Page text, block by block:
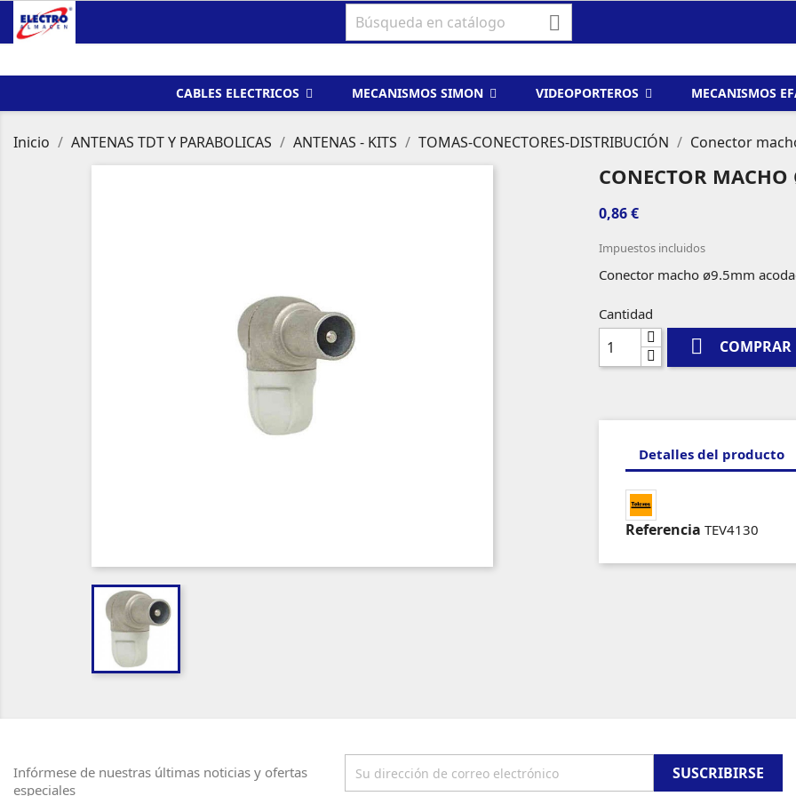

CABLES ELECTRICOS MECANISMOS SIMON VIDEOPORTEROS MECANISMOS
Inicio ANTENAS TDT Y PARABOLICAS ANTENAS - KITS TOMAS-CONECTORES-DISTRIBUCIÓN Conector
CONECTOR
0,86 €
Impuestos incluidos
Conector macho ø9.5mm
Cantidad
 COMPRAR
Detalles del producto
Referencia TEV4130
Infórmese de nuestras últimas noticias y ofertas
especiales